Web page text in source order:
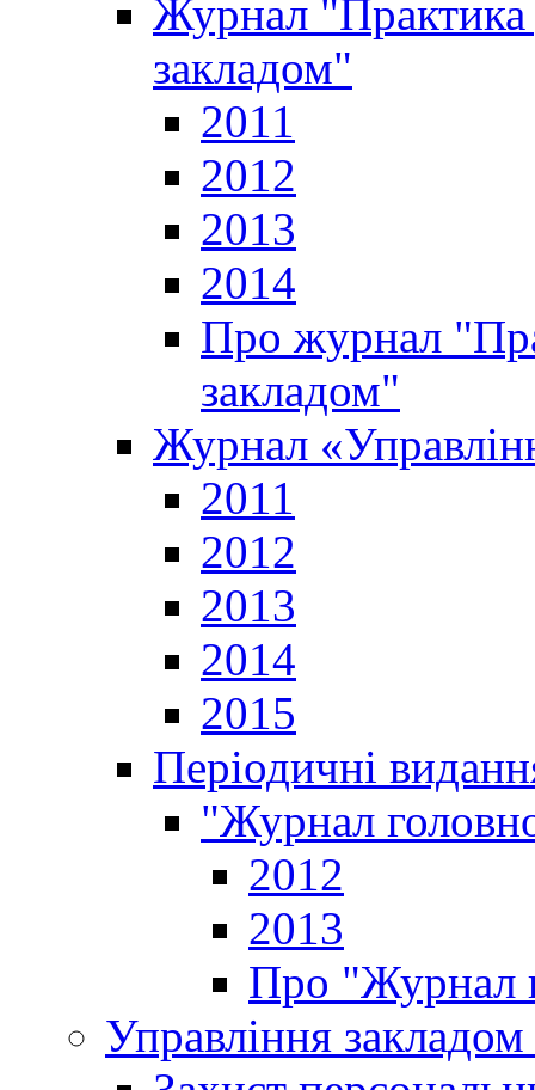
Журнал "Практика
закладом"
2011
2012
2013
2014
Про журнал
закладом"
Журнал
2011
2012
2013
2014
2015
Періодичні
"Журнал
2012
2013
Про "Журнал
Управління